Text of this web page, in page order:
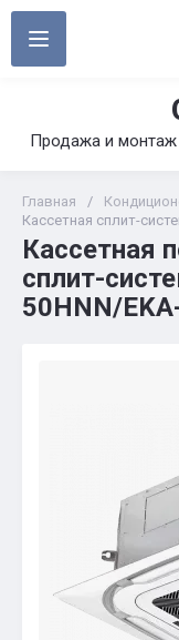
Продажа и монтаж
Главная /
Кассетная сплит-
Кассетная
сплит-
50HNN/